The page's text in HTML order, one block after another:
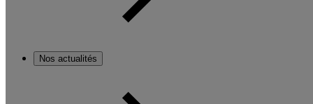
Nos actualités